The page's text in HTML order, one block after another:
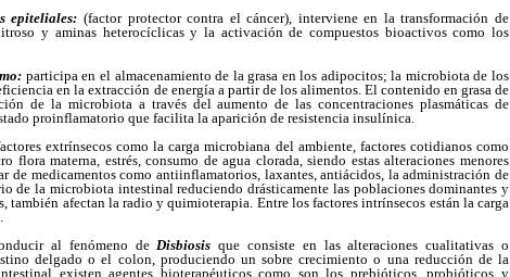
epiteliales: (factor protector contra el cáncer), interviene en la transformación de
y aminas heterocíclicas y la activación de compuestos bioactivos como los
participa en el almacenamiento de la grasa en los adipocitos; la microbiota de los
en la extracción de energía a partir de los alimentos. El contenido en grasa de
de la microbiota a través del aumento de las concentraciones plasmáticas de
proinflamatorio que facilita la aparición de resistencia insulínica.
extrínsecos como la carga microbiana del ambiente, factores cotidianos como
materna, estrés, consumo de agua clorada, siendo estas alteraciones menores
de medicamentos como antiinflamatorios, laxantes, antiácidos, la administración de
de la microbiota intestinal reduciendo drásticamente las poblaciones dominantes y
también afectan la radio y quimioterapia. Entre los factores intrínsecos están la carga
al fenómeno deDisbiosisque consiste en las alteraciones cualitativas o
delgado o el colon, produciendo un sobre crecimiento o una reducción de la
existen agentes bioterapéuticos como son los prebióticos, probióticos y